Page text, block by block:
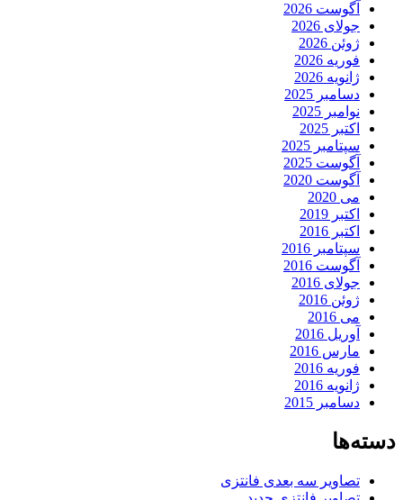
آگوست 2026
جولای 2026
ژوئن 2026
فوریه 2026
ژانویه 2026
دسامبر 2025
نوامبر 2025
اکتبر 2025
سپتامبر 2025
آگوست 2025
آگوست 2020
می 2020
اکتبر 2019
اکتبر 2016
سپتامبر 2016
آگوست 2016
جولای 2016
ژوئن 2016
می 2016
آوریل 2016
مارس 2016
فوریه 2016
ژانویه 2016
دسامبر 2015
دسته‌ها
تصاویر سه بعدی فانتزی